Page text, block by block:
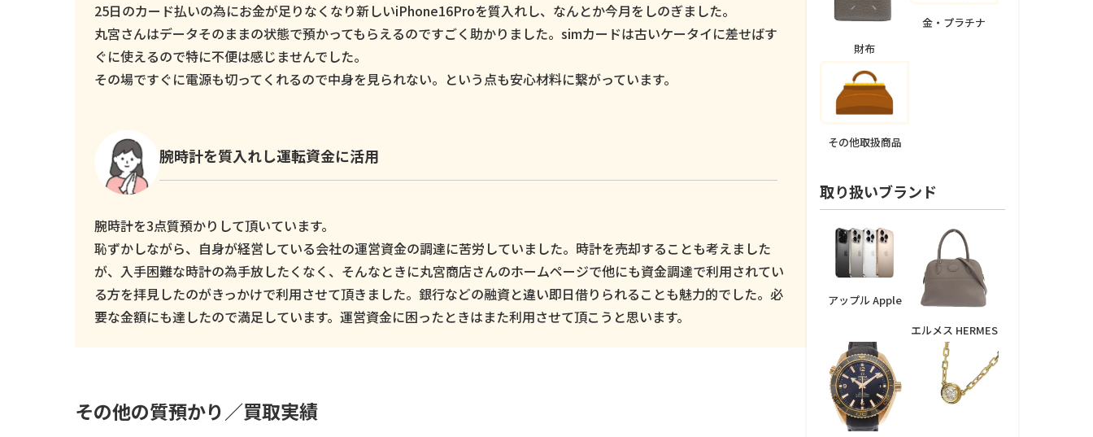
25日のカード払いの為にお金が足りなくなり新しいiPhone16Proを質入れし、なんとか今月をしのぎました。
丸宮さんはデータそのままの状態で預かってもらえるのですごく助かりました。simカードは古いケータイに差せばす
ぐに使えるので特に不便は感じませんでした。
その場ですぐに電源も切ってくれるので中身を見られない。という点も安心材料に繋がっています。
腕時計を質入れし運転資金に活用
腕時計を3点質預かりして頂いています。
恥ずかしながら、自身が経営している会社の運営資金の調達に苦労していました。時計を売却することも考えました
が、入手困難な時計の為手放したくなく、そんなときに丸宮商店さんのホームページで他にも資金調達で利用されてい
る方を拝見したのがきっかけで利用させて頂きました。銀行などの融資と違い即日借りられることも魅力的でした。必
要な金額にも達したので満足しています。運営資金に困ったときはまた利用させて頂こうと思います。
その他の質預かり／買取実績
財布
金・プラチナ
その他取扱商品
取り扱いブランド
アップル Apple
エルメス HERMES